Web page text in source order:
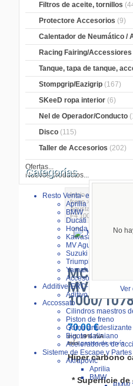
Filtros de aceite, tornillos
Protectore Accesorios (9)
Calentador de Neumático /
Racing Fairing/Accessiores
Tanque, tapa de tanque,
Stompgrip/Eazigrip (167)
SKeeD ropa interior (6)
Nel de Operador/Conducto
Disco (115)
Taller de Accesorios (202)
Ofertas...
Nuevos productos...
No
Ver
Categorías
Resto Venta- especial
Aprilia
BMW
Ducati
Honda
Kawasaki
MV Agusta
Suzuki
Triumph
Yamaha
Accesorios
Additive-ERC-Bike
Aditivo ERC-Bike
Accossato
Cilindros maestros
Piston de freno
Goma antideslizante
Bigote daliniano
Aceleradores de
Sisteme de Escape y Partes
Akrapovic
Aprilia
BMW
Inicio>
freno>
Agusta
F4 1000/1078
MV
1000/
70.00 €
incl. 19% IVA
másgastos de envío
Hiper carbono
* Superficie de